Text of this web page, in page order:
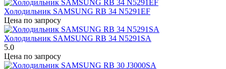
Холодильник SAMSUNG RB 34 N5291EF
Цена по запросу
Холодильник SAMSUNG RB 34 N5291SA
5.0
Цена по запросу